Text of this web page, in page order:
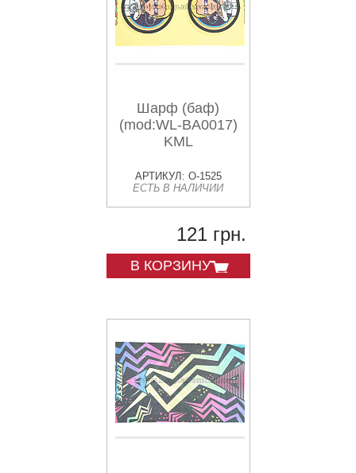
Шарф (баф)
(mod:WL-BA0017)
KML
АРТИКУЛ: O-1525
ЕСТЬ В НАЛИЧИИ
121 грн.
В КОРЗИНУ